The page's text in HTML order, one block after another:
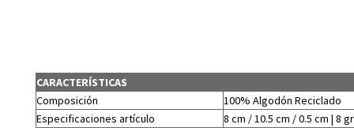
CARACTERÍSTICAS
Composición
100% Algodón Reciclado
Especificaciones artículo
8 cm / 10.5 cm / 0.5 cm | 8 gr